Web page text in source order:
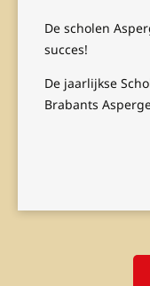
De scholen
succes!
De jaarlijkse
Brabants